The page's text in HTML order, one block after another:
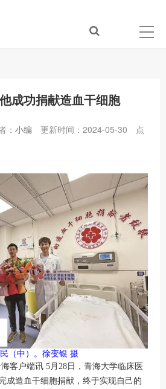
成功捐献造血干细胞
： 小编 更新时间：2024-05-30
点
（中）。徐变银 摄
户端讯 5月28日，青海大学临床医
成造血干细胞捐献，终于实现自己的